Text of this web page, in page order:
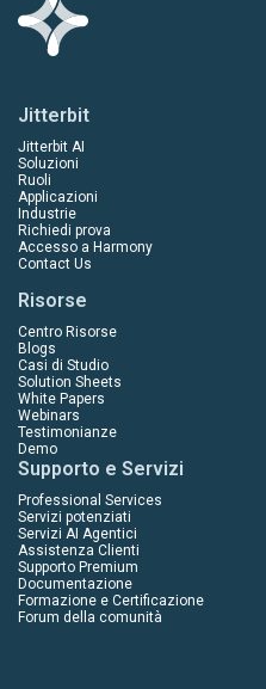
Jitterbit
Jitterbit AI
Soluzioni
Ruoli
Applicazioni
Industrie
Richiedi prova
Accesso a Harmony
Contact Us
Risorse
Centro Risorse
Blogs
Casi di Studio
Solution Sheets
White Papers
Webinars
Testimonianze
Demo
Supporto e Servizi
Professional Services
Servizi potenziati
Servizi AI Agentici
Assistenza Clienti
Supporto Premium
Documentazione
Formazione e Certificazione
Forum della comunità